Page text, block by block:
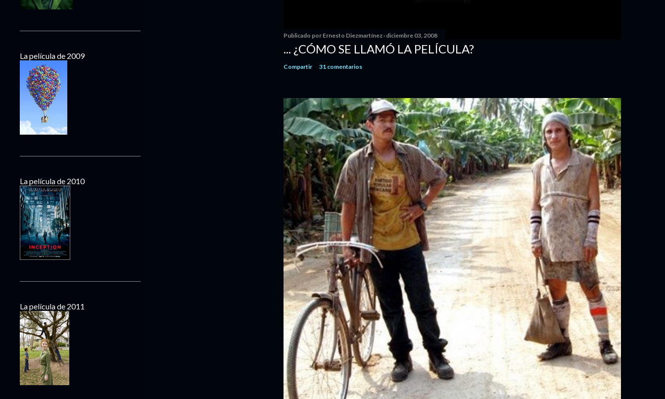
Publicado por Ernesto Diezmartínez diciembre 03, 2008
... ¿CÓMO SE LLAMÓ LA PELÍCULA?
Compartir 31 comentarios
La película de 2009
La película de 2010
La película de 2011